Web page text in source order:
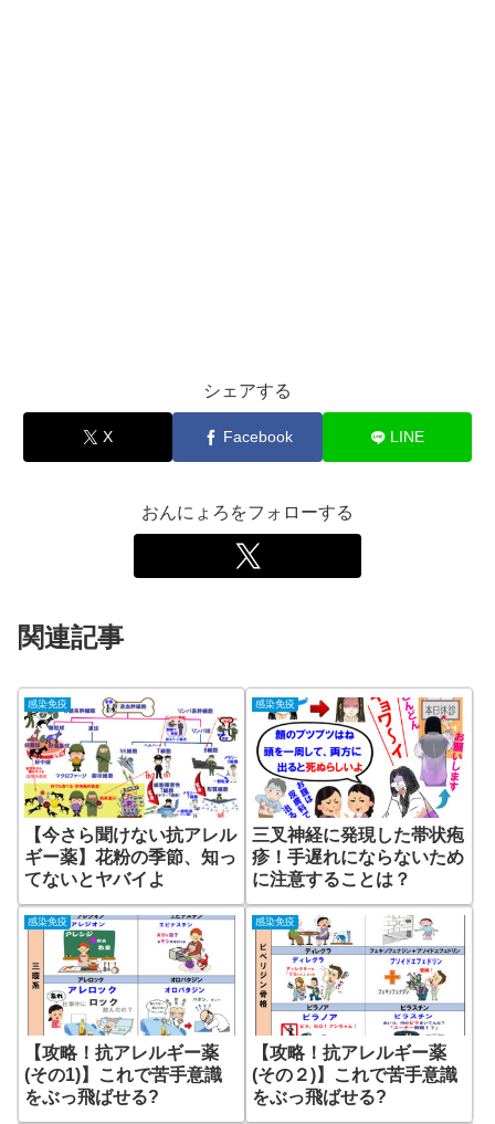
シェアする
X Facebook LINE
おんにょろをフォローする
関連記事
感染免疫
【今さら聞けない抗アレル
ギー薬】花粉の季節、知っ
てないとヤバイよ
感染免疫
三叉神経に発現した帯状疱
疹！手遅れにならないため
に注意することは？
感染免疫
【攻略！抗アレルギー薬
(その1)】これで苦手意識
をぶっ飛ばせる?
感染免疫
【攻略！抗アレルギー薬
(その２)】これで苦手意識
をぶっ飛ばせる?